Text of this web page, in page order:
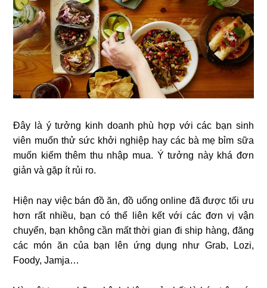
Đây là ý tưởng kinh doanh phù hợp với các bạn sinh
viên muốn thử sức khởi nghiệp hay các bà mẹ bỉm sữa
muốn kiếm thêm thu nhập mua. Ý tưởng này khá đơn
giản và gặp ít rủi ro.
Hiện nay việc bán đồ ăn, đồ uống online đã được tối ưu
hơn rất nhiều, bạn có thể liên kết với các đơn vị vận
chuyển, bạn không cần mất thời gian đi ship hàng, đăng
các món ăn của bạn lên ứng dụng như Grab, Lozi,
Foody, Jamja…